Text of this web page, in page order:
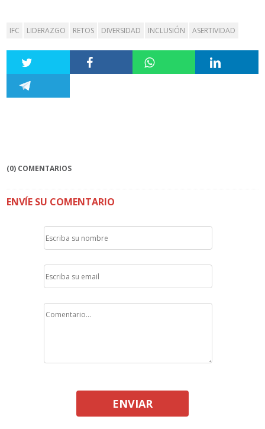
IFC LIDERAZGO RETOS DIVERSIDAD INCLUSIÓN ASERTIVIDAD
(0) COMENTARIOS
ENVÍE SU COMENTARIO
ENVIAR